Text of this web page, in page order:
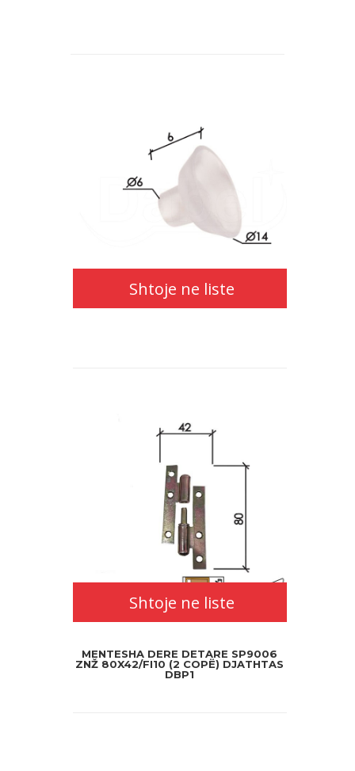
Shtoje ne liste
Shtoje ne liste
MENTESHA DERE DETARE SP9006
ZNŽ 80X42/FI10 (2 COPË) DJATHTAS
DBP1